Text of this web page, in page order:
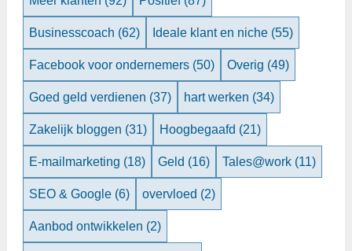
Businesscoach (62) Ideale klant en niche (55)
Facebook voor ondernemers (50) Overig (49)
Goed geld verdienen (37) hart werken (34)
Zakelijk bloggen (31) Hoogbegaafd (21)
E-mailmarketing (18) Geld (16) Tales@work (11)
SEO & Google (6) overvloed (2)
Aanbod ontwikkelen (2)